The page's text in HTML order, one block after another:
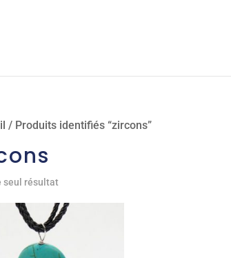
/ Produits identifiés “zircons”
seul résultat